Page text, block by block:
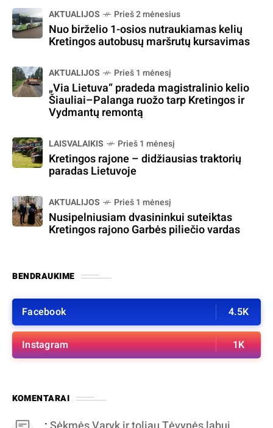
AKTUALIJOS Prieš 2 mėnesius
Nuo birželio 1-osios nutraukiamas kelių
Kretingos autobusų maršrutų kursavimas
AKTUALIJOS Prieš 1 mėnesį
„Via Lietuva“ pradeda magistralinio kelio
Šiauliai–Palanga ruožo tarp Kretingos ir
Vydmantų remontą
LAISVALAIKIS Prieš 1 mėnesį
Kretingos rajone – didžiausias traktorių
paradas Lietuvoje
AKTUALIJOS Prieš 1 mėnesį
Nusipelniusiam dvasininkui suteiktas
Kretingos rajono Garbės piliečio vardas
BENDRAUKIME
Facebook 4.5K
Instagram 1K
KOMENTARAI